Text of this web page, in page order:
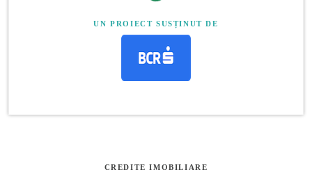
UN PROIECT SUSȚINUT DE
CREDITE IMOBILIARE